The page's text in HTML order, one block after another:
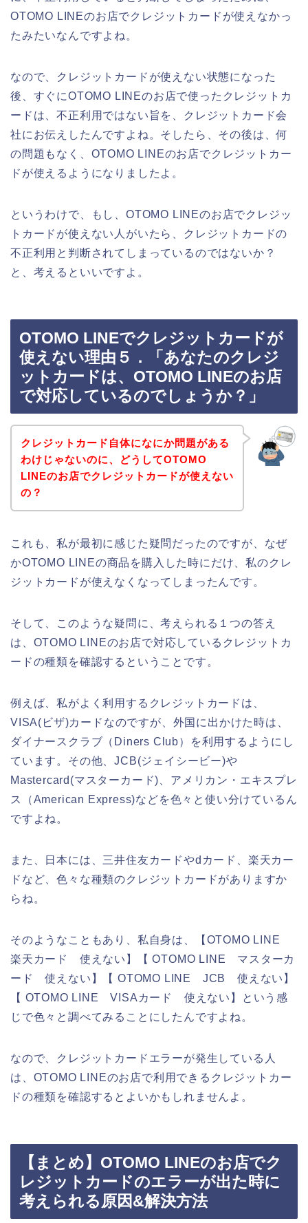
OTOMO LINEのお店でクレジットカードが使えなかっ
たみたいなんですよね。
なので、クレジットカードが使えない状態になった
後、すぐにOTOMO LINEのお店で使ったクレジットカ
ードは、不正利用ではない旨を、クレジットカード会
社にお伝えしたんですよね。そしたら、その後は、何
の問題もなく、OTOMO LINEのお店でクレジットカー
ドが使えるようになりましたよ。
というわけで、もし、OTOMO LINEのお店でクレジッ
トカードが使えない人がいたら、クレジットカードの
不正利用と判断されてしまっているのではないか？
と、考えるといいですよ。
OTOMO LINEでクレジットカードが
使えない理由５．「あなたのクレジ
ットカードは、OTOMO LINEのお店
で対応しているのでしょうか？」
クレジットカード自体になにか問題がある
わけじゃないのに、どうしてOTOMO
LINEのお店でクレジットカードが使えない
の？
これも、私が最初に感じた疑問だったのですが、なぜ
かOTOMO LINEの商品を購入した時にだけ、私のクレ
ジットカードが使えなくなってしまったんです。
そして、このような疑問に、考えられる１つの答え
は、OTOMO LINEのお店で対応しているクレジットカ
ードの種類を確認するということです。
例えば、私がよく利用するクレジットカードは、
VISA(ビザ)カードなのですが、外国に出かけた時は、
ダイナースクラブ（Diners Club）を利用するようにし
ています。その他、JCB(ジェイシービー)や
Mastercard(マスターカード)、アメリカン・エキスプレ
ス（American Express)などを色々と使い分けているん
ですよね。
また、日本には、三井住友カードやdカード、楽天カー
ドなど、色々な種類のクレジットカードがありますか
らね。
そのようなこともあり、私自身は、【OTOMO LINE
楽天カード 使えない】【 OTOMO LINE マスターカ
ード 使えない】【 OTOMO LINE JCB 使えない】
【 OTOMO LINE VISAカード 使えない】という感
じで色々と調べてみることにしたんですよね。
なので、クレジットカードエラーが発生している人
は、OTOMO LINEのお店で利用できるクレジットカー
ドの種類を確認するとよいかもしれませんよ。
【まとめ】OTOMO LINEのお店でク
レジットカードのエラーが出た時に
考えられる原因&解決方法